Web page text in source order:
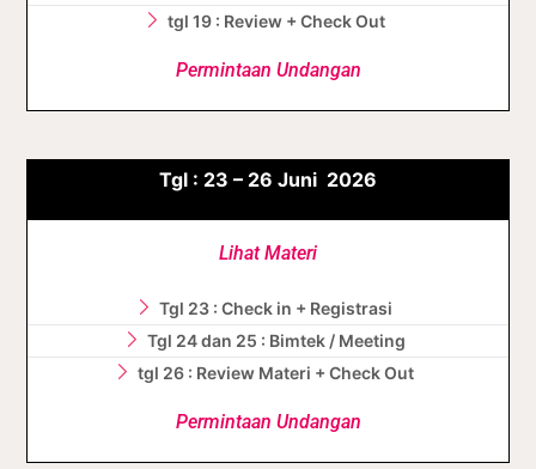
tgl 19 : Review + Check Out
Permintaan Undangan
Tgl : 23 – 26 Juni 2026
Lihat Materi
Tgl 23 : Check in + Registrasi
Tgl 24 dan 25 : Bimtek / Meeting
tgl 26 : Review Materi + Check Out
Permintaan Undangan